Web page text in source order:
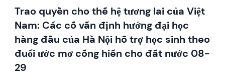
Trao quyền cho thế hệ tương lai của Việt
Nam: Các cố vấn định hướng đại học
hàng đầu của Hà Nội hỗ trợ học sinh theo
đuổi ước mơ cống hiến cho đất nước 08-
29